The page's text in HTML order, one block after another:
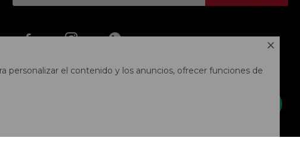

personalizar el contenido y los anuncios, ofrecer funciones de
  